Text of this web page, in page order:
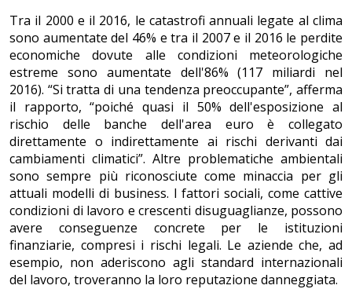
Tra il 2000 e il 2016, le catastrofi annuali legate al clima
sono aumentate del 46% e tra il 2007 e il 2016 le perdite
economiche dovute alle condizioni meteorologiche
estreme sono aumentate dell'86% (117 miliardi nel
2016). “Si tratta di una tendenza preoccupante”, afferma
il rapporto, “poiché quasi il 50% dell'esposizione al
rischio delle banche dell'area euro è collegato
direttamente o indirettamente ai rischi derivanti dai
cambiamenti climatici”. Altre problematiche ambientali
sono sempre più riconosciute come minaccia per gli
attuali modelli di business. I fattori sociali, come cattive
condizioni di lavoro e crescenti disuguaglianze, possono
avere conseguenze concrete per le istituzioni
finanziarie, compresi i rischi legali. Le aziende che, ad
esempio, non aderiscono agli standard internazionali
del lavoro, troveranno la loro reputazione danneggiata.